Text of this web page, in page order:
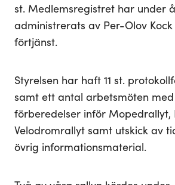
st. Medlemsregistret har under
administrerats av Per-Olov
förtjänst.
Styrelsen har haft 11 st.
samt ett antal arbetsmöten
förberedelser inför Mopedrallyt,
Velodromrallyt samt utskick av
övrig informationsmaterial.